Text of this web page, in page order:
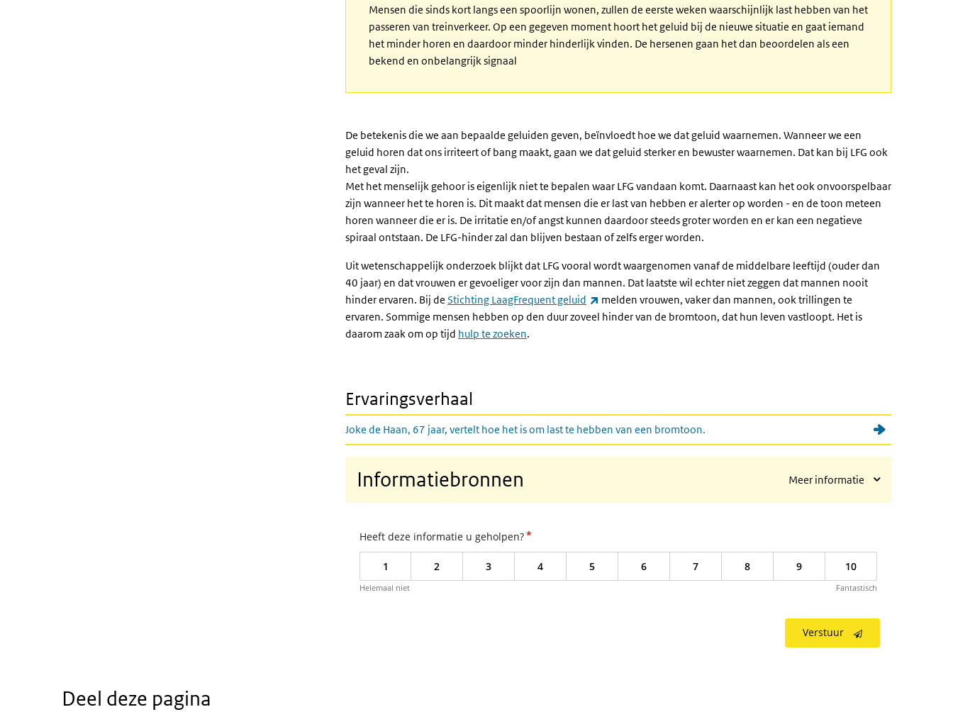
Mensen die sinds kort langs een spoorlijn wonen, zullen de eerste weken waarschijnlijk last hebben van het
passeren van treinverkeer. Op een gegeven moment hoort het geluid bij de nieuwe situatie en gaat iemand
het minder horen en daardoor minder hinderlijk vinden. De hersenen gaan het dan beoordelen als een
bekend en onbelangrijk signaal
De betekenis die we aan bepaalde geluiden geven, beïnvloedt hoe we dat geluid waarnemen. Wanneer we een
geluid horen dat ons irriteert of bang maakt, gaan we dat geluid sterker en bewuster waarnemen. Dat kan bij LFG ook
het geval zijn.
Met het menselijk gehoor is eigenlijk niet te bepalen waar LFG vandaan komt. Daarnaast kan het ook onvoorspelbaar
zijn wanneer het te horen is. Dit maakt dat mensen die er last van hebben er alerter op worden - en de toon meteen
horen wanneer die er is. De irritatie en/of angst kunnen daardoor steeds groter worden en er kan een negatieve
spiraal ontstaan. De LFG-hinder zal dan blijven bestaan of zelfs erger worden.
Uit wetenschappelijk onderzoek blijkt dat LFG vooral wordt waargenomen vanaf de middelbare leeftijd (ouder dan
40 jaar) en dat vrouwen er gevoeliger voor zijn dan mannen. Dat laatste wil echter niet zeggen dat mannen nooit
hinder ervaren. Bij de Stichting LaagFrequent geluid (externe link)
melden vrouwen, vaker dan mannen, ook trillingen te
ervaren. Sommige mensen hebben op den duur zoveel hinder van de bromtoon, dat hun leven vastloopt. Het is
daarom zaak om op tijd hulp te zoeken.
Ervaringsverhaal
Joke de Haan, 67 jaar, vertelt hoe het is om last te hebben van een bromtoon.
Informatiebronnen Meer informatie
Heeft deze informatie u geholpen?*
1 2 3 4 5 6 7 8 9 10
Helemaal niet Fantastisch
Verstuur
Deel deze pagina